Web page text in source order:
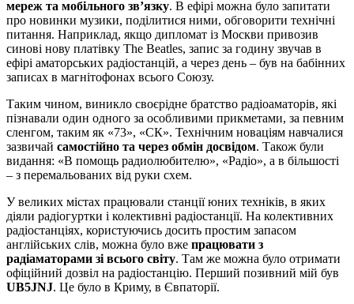
мереж та мобільного зв’язку. В ефірі можна було запитати
про новинки музики, поділитися ними, обговорити технічні
питання. Наприклад, якщо дипломат із Москви привозив
синові нову платівку The Beatles, запис за годину звучав в
ефірі аматорських радіостанцій, а через день – був на бабінних
записах в магнітофонах всього Союзу.
Таким чином, виникло своєрідне братство радіоаматорів, які
пізнавали один одного за особливими прикметами, за певним
сленгом, таким як «73», «СК». Технічним новаціям навчалися
зазвичай самостійно та через обмін досвідом. Також були
видання: «В помощь радиолюбителю», «Радіо», а в більшості
– з перемальованих від руки схем.
У великих містах працювали станції юних техніків, в яких
діяли радіогуртки і колективні радіостанції. На колективних
радіостанціях, користуючись досить простим запасом
англійських слів, можна було вже працювати з
радіаматорами зі всього світу. Там же можна було отримати
офіційний дозвіл на радіостанцію. Перший позивний мій був
UB5JNJ. Це було в Криму, в Євпаторії.